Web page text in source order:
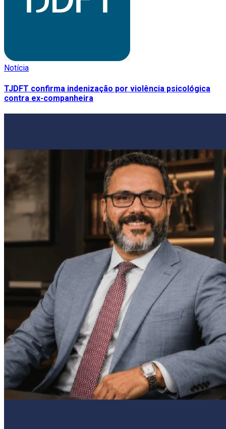
Notícia
TJDFT confirma indenização por violência psicológica
contra ex-companheira